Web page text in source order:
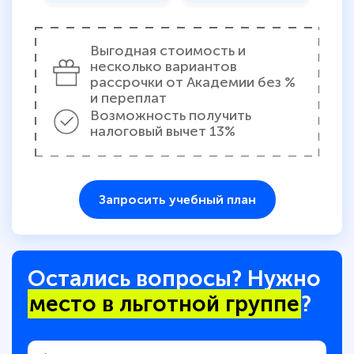
Выгодная стоимость и
несколько вариантов
рассрочки от Академии без %
и переплат
Возможность получить
налоговый вычет 13%
Запросить учебный план
Остались вопросы? Нужно
место в льготной группе?